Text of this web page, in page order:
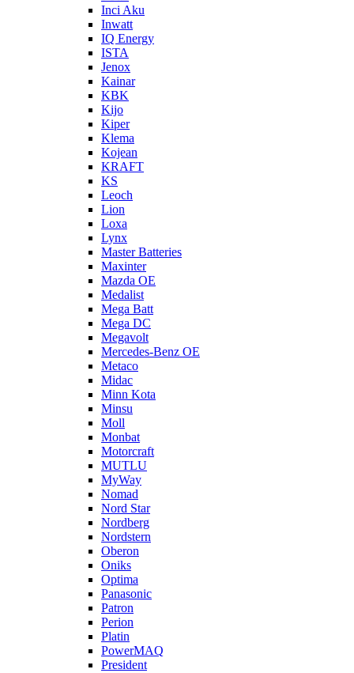
Inci Aku
Inwatt
IQ Energy
ISTA
Jenox
Kainar
KBK
Kijo
Kiper
Klema
Kojean
KRAFT
KS
Leoch
Lion
Loxa
Lynx
Master Batteries
Maxinter
Mazda OE
Medalist
Mega Batt
Mega DC
Megavolt
Mercedes-Benz OE
Metaco
Midac
Minn Kota
Minsu
Moll
Monbat
Motorcraft
MUTLU
MyWay
Nomad
Nord Star
Nordberg
Nordstern
Oberon
Oniks
Optima
Panasonic
Patron
Perion
Platin
PowerMAQ
President